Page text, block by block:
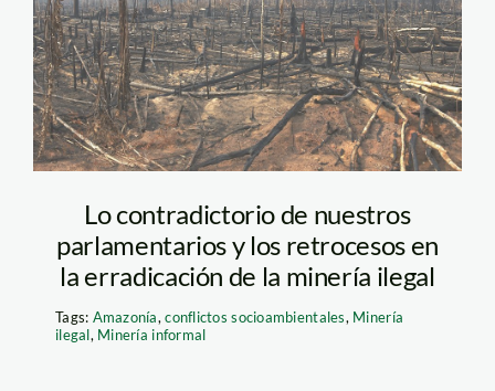
Lo contradictorio de nuestros
parlamentarios y los retrocesos en
la erradicación de la minería ilegal
Tags: Amazonía,conflictos socioambientales, Minería
ilegal, Minería informal